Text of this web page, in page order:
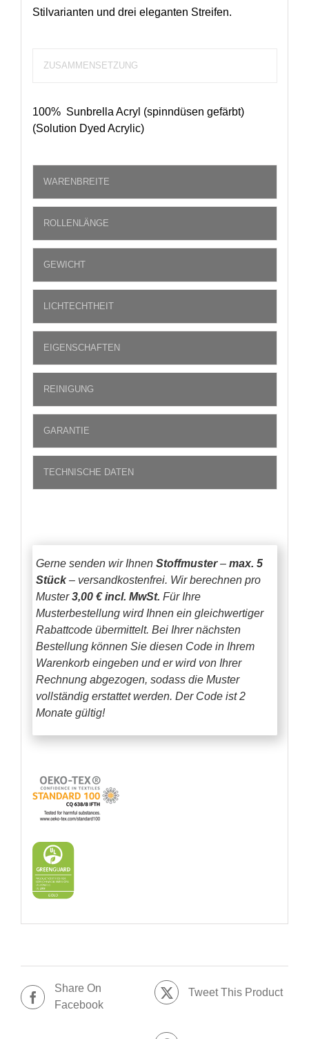
Stilvarianten und drei eleganten Streifen.
ZUSAMMENSETZUNG
100% Sunbrella Acryl (spinndüsen gefärbt)
(Solution Dyed Acrylic)
WARENBREITE
ROLLENLÄNGE
GEWICHT
LICHTECHTHEIT
EIGENSCHAFTEN
REINIGUNG
GARANTIE
TECHNISCHE DATEN
Gerne senden wir Ihnen Stoffmuster– max. 5
Stück– versandkostenfrei. Wir berechnen pro
Muster3,00 € incl. MwSt. Für Ihre
Musterbestellung wird Ihnen ein gleichwertiger
Rabattcode übermittelt. Bei Ihrer nächsten
Bestellung können Sie diesen Code in Ihrem
Warenkorb eingeben und er wird von Ihrer
Rechnung abgezogen, sodass die Muster
vollständig erstattet werden. Der Code ist 2
Monate gültig!
Share On
Facebook
Tweet This Product